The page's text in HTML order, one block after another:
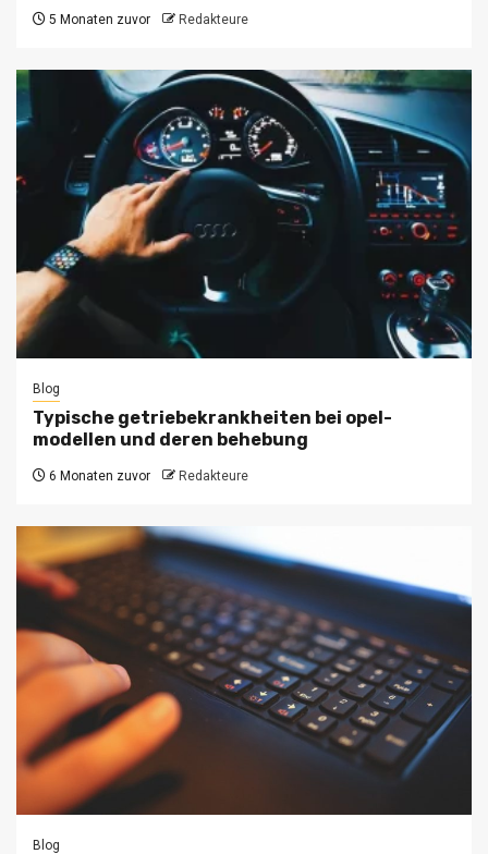
5 Monaten zuvor Redakteure
Blog
Typische getriebekrankheiten bei opel-
modellen und deren behebung
6 Monaten zuvor Redakteure
Blog